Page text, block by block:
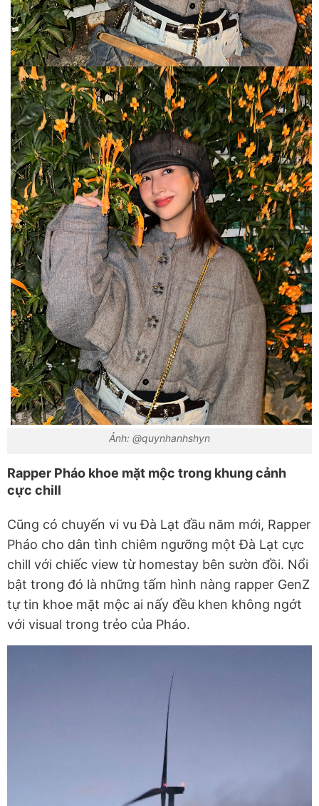
Ảnh: @quynhanhshyn
Rapper Pháo khoe mặt mộc trong khung cảnh
cực chill
Cũng có chuyến vi vu Đà Lạt đầu năm mới, Rapper
Pháo cho dân tình chiêm ngưỡng một Đà Lạt cực
chill với chiếc view từ homestay bên sườn đồi. Nổi
bật trong đó là những tấm hình nàng rapper GenZ
tự tin khoe mặt mộc ai nấy đều khen không ngớt
với visual trong trẻo của Pháo.